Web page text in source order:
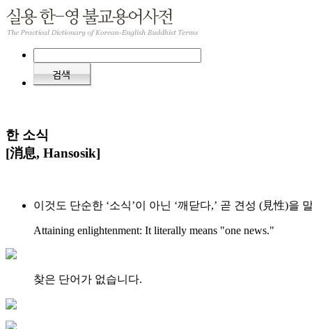
한 소식
[消息, Hansosik]
이것도 단순한 ‘소식’이 아닌 ‘깨닫다,’ 곧 견성 (見性)을
Attaining enlightenment: It literally means "one news."
찾은 단어가 없습니다.